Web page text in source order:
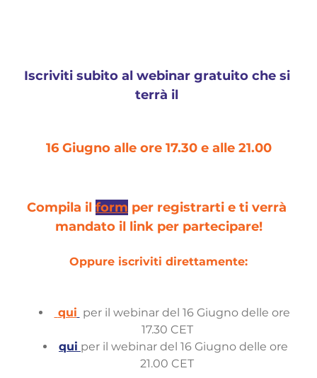
Iscriviti subito al webinar gratuito che si
terrà il
16 Giugno alle ore 17.30 e alle 21.00
Compila il form per registrarti e ti verrà
mandato il link per partecipare!
Oppure iscriviti direttamente:
qui per il webinar del 16 Giugno delle ore
17.30 CET
qui per il webinar del 16 Giugno delle ore
21.00 CET